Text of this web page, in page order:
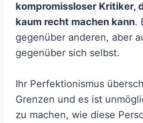
kompromissloser Kritiker,
kaum recht machen kann.
gegenüber anderen, aber
gegenüber sich selbst.
Ihr Perfektionismus
Grenzen und es ist
zu machen, wie diese